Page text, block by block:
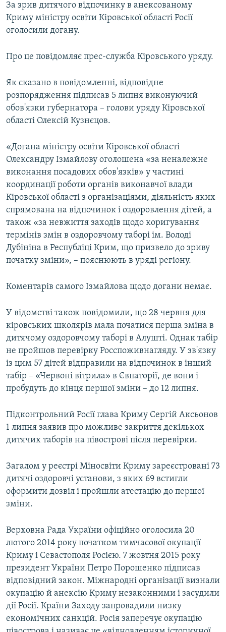
Усі сайти RFE/RL
За зрив дитячого відпочинку в анексованому
Криму міністру освіти Кіровської області Росії
оголосили догану.
Про це повідомляє прес-служба Кіровського уряду.
Як сказано в повідомленні, відповідне
розпорядження підписав 5 липня виконуючий
обов'язки губернатора – голови уряду Кіровської
області Олексій Кузнєцов.
«Догана міністру освіти Кіровської області
Олександру Ізмайлову оголошена «за неналежне
виконання посадових обов'язків» у частині
координації роботи органів виконавчої влади
Кіровської області з організаціями, діяльність яких
спрямована на відпочинок і оздоровлення дітей, а
також «за невжиття заходів щодо коригування
термінів змін в оздоровчому таборі ім. Володі
Дубініна в Республіці Крим, що призвело до зриву
початку зміни», – пояснюють в уряді регіону.
Коментарів самого Ізмайлова щодо догани немає.
У відомстві також повідомили, що 28 червня для
кіровських школярів мала початися перша зміна в
дитячому оздоровчому таборі в Алушті. Однак табір
не пройшов перевірку Росспоживнагляду. У зв'язку
із цим 57 дітей відправили на відпочинок в інший
табір – «Червоні вітрила» в Євпаторії, де вони і
пробудуть до кінця першої зміни – до 12 липня.
Підконтрольний Росії глава Криму Сергій Аксьонов
1 липня заявив про можливе закриття декількох
дитячих таборів на півострові після перевірки.
Загалом у реєстрі Міносвіти Криму зареєстровані 73
дитячі оздоровчі установи, з яких 69 встигли
оформити дозвіл і пройшли атестацію до першої
зміни.
Верховна Рада України офіційно оголосила 20
лютого 2014 року початком тимчасової окупації
Криму і Севастополя Росією. 7 жовтня 2015 року
президент України Петро Порошенко підписав
відповідний закон. Міжнародні організації визнали
окупацію й анексію Криму незаконними і засудили
дії Росії. Країни Заходу запровадили низку
економічних санкцій. Росія заперечує окупацію